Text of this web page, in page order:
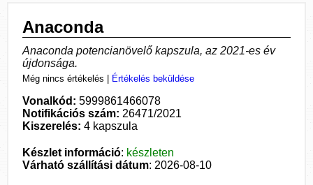
Anaconda
Anaconda potencianövelő kapszula, az 2021-es év
újdonsága.
Még nincs értékelés Értékelés beküldése
Vonalkód: 5999861466078
Notifikációs szám: 26471/2021
Kiszerelés: 4 kapszula
Készlet információ: készleten
Várható szállítási dátum: 2026-08-10